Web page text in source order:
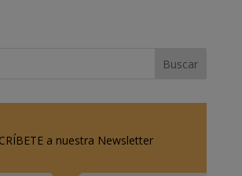
a nuestra Newsletter